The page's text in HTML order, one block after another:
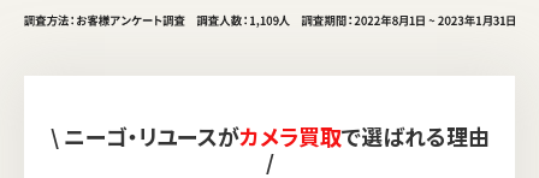
\ ニーゴ・リユースがカメラ買取で選ばれる理由
/